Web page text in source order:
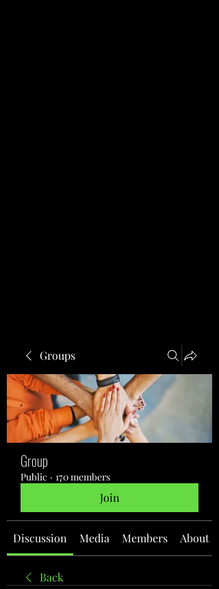
Groups
Group
Public · 170 members
Join
Discussion Media Members About
Back